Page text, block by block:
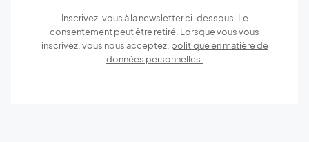
Inscrivez-vous à la newsletter ci-dessous. Le
consentement peut être retiré. Lorsque vous vous
inscrivez, vous nous acceptez. politique en matière de
données personnelles.